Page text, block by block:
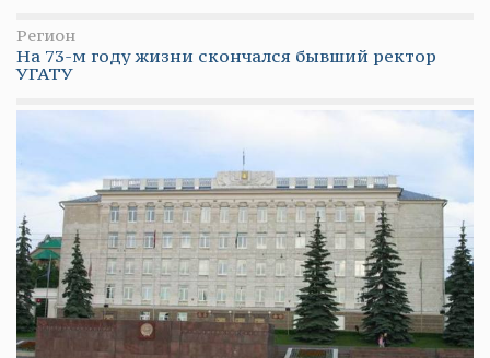
Регион
На 73-м году жизни скончался бывший ректор
УГАТУ